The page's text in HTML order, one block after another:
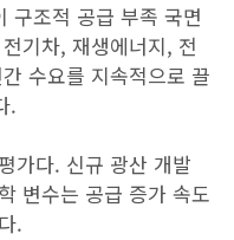
구조적 공급 부족 국면
기차, 재생에너지, 전
수요를 지속적으로 끌
.
가다. 신규 광산 개발
변수는 공급 증가 속도
.